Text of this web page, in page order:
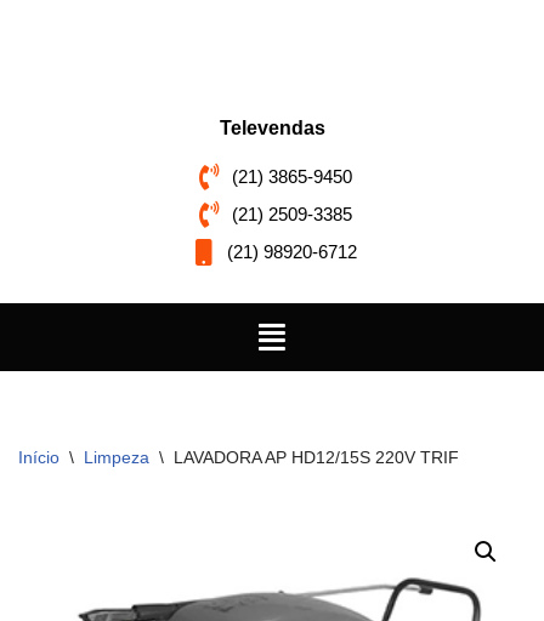
Televendas
(21) 3865-9450
(21) 2509-3385
(21) 98920-6712
Início \ Limpeza \ LAVADORA AP HD12/15S 220V TRIF